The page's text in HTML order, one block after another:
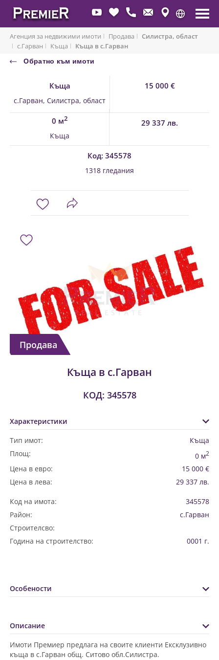
Агенция за недвижими имоти Продава
Силистра, област
с.Гарван
Къща Къща в с.Гарван
Обратно към имоти
Къща
с.Гарван, Силистра, област
15 000 €
29 337 лв.
0 м2
Къща
Код: 345578
1318 гледания
Продава
Къща в с.Гарван
КОД: 345578
Характеристики
Тип имот:
Къща
Площ:
0 м2
Цена в евро:
15 000 €
Цена в лева:
29 337 лв.
Код на имота:
345578
Район:
с.Гарван
Строителсво:
Година на строителство:
0001 г.
Особености
Описание
Имоти Премиер предлага на своите клиенти Ексклузивно
къща в с.Гарван общ. Ситово обл.Силистра.